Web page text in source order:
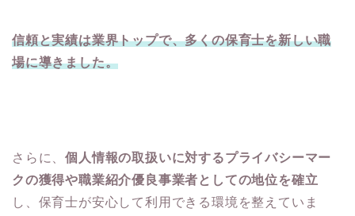
信頼と実績は業界トップで、多くの保育士を新しい職
場に導きました。
さらに、個人情報の取扱いに対するプライバシーマー
クの獲得や職業紹介優良事業者としての地位を確立
し、保育士が安心して利用できる環境を整えていま